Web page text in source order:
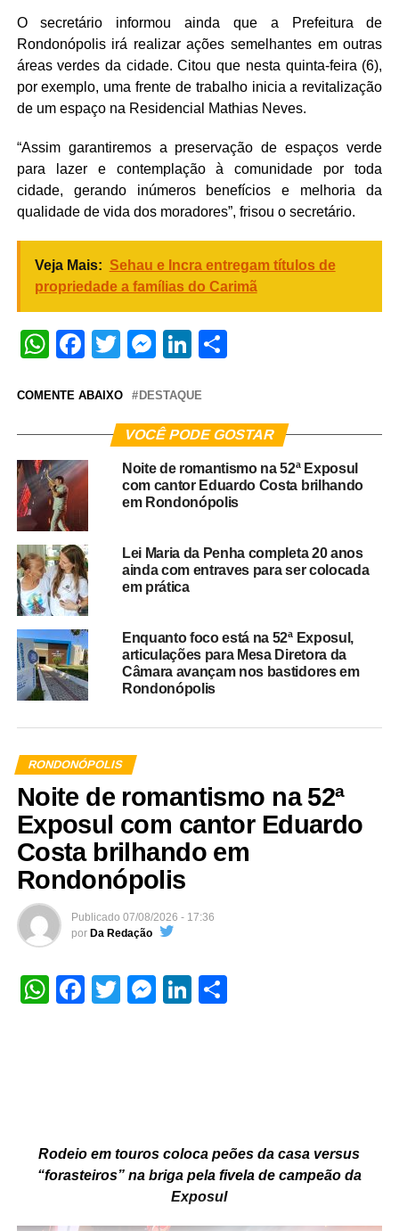
O secretário informou ainda que a Prefeitura de
Rondonópolis irá realizar ações semelhantes em outras
áreas verdes da cidade. Citou que nesta quinta-feira (6),
por exemplo, uma frente de trabalho inicia a revitalização
de um espaço na Residencial Mathias Neves.
“Assim garantiremos a preservação de espaços verde
para lazer e contemplação à comunidade por toda
cidade, gerando inúmeros benefícios e melhoria da
qualidade de vida dos moradores”, frisou o secretário.
Veja Mais: Sehau e Incra entregam títulos de
propriedade a famílias do Carimã
WhatsApp
Facebook
TwitterMessenger
LinkedIn
COMENTE ABAIXO DESTAQUE
VOCÊ PODE GOSTAR
Noite de romantismo na 52ª Exposul
com cantor Eduardo Costa brilhando
em Rondonópolis
Lei Maria da Penha completa 20 anos
ainda com entraves para ser colocada
em prática
Enquanto foco está na 52ª Exposul,
articulações para Mesa Diretora da
Câmara avançam nos bastidores em
Rondonópolis
RONDONÓPOLIS
Noite de romantismo na 52ª
Exposul com cantor Eduardo
Costa brilhando em
Rondonópolis
Publicado 07/08/2026 - 17:36
por Da Redação
WhatsApp
Facebook
TwitterMessenger
LinkedIn
Rodeio em touros coloca peões da casa versus
“forasteiros” na briga pela fivela de campeão da
Exposul